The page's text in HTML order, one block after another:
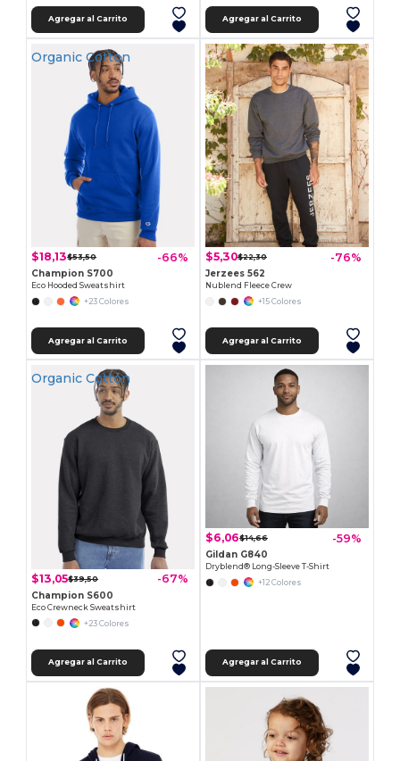
Agregar al Carrito Agregar al Carrito
Organic Cotton
$18,13$53,50 -66%
Champion S700
Eco Hooded Sweatshirt
+23 Colores
Agregar al Carrito
$5,30$22,30 -76%
Jerzees 562
Nublend Fleece Crew
+15 Colores
Agregar al Carrito
Organic Cotton
$13,05$39,50 -67%
Champion S600
Eco Crewneck Sweatshirt
+23 Colores
Agregar al Carrito
$6,06$14,66 -59%
Gildan G840
Dryblend® Long-Sleeve T-Shirt
+12 Colores
Agregar al Carrito